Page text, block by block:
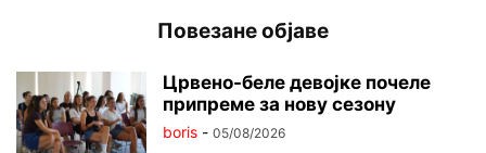
Повезане објаве
Црвено-беле девојке почеле
припреме за нову сезону
boris - 05/08/2026